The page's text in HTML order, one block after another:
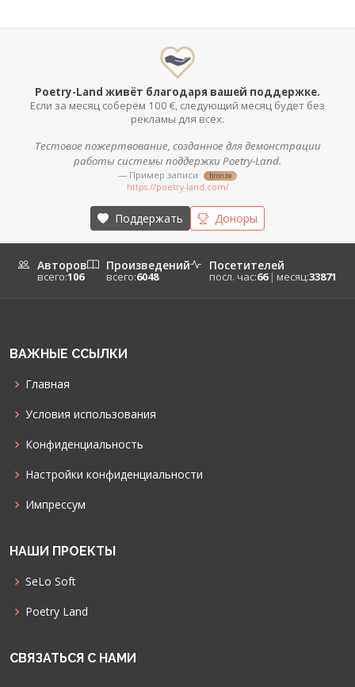
Poetry-Land живёт благодаря вашей поддержке.
Если за месяц соберём 100 €, следующий месяц будет без
рекламы для всех.
Тестовое пожертвование, созданное для демонстрации
работы системы поддержки Poetry-Land.
— Пример записи bronze
https://poetry-land.com/
Поддержать Доноры
Авторов
всего:106
Произведений
всего:6048
Посетителей
посл. час:66 | месяц:33871
ВАЖНЫЕ ССЫЛКИ
Главная
Условия использования
Конфиденциальность
Настройки конфиденциальности
Импрессум
НАШИ ПРОЕКТЫ
SeLo Soft
Poetry Land
СВЯЗАТЬСЯ С НАМИ